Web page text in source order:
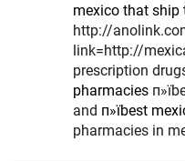
mexico that ship
http://
link=http://
prescription
pharmacies
and п»їbest
pharmacies in